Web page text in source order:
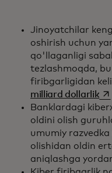
Jinoyatchilar
oshirish uchun
qo'llaganligi
tezlashmoqda,
firibgarligidan
milliard dollarlik
Banklardagi
oldini olish
umumiy
olishidan oldin
aniqlashga